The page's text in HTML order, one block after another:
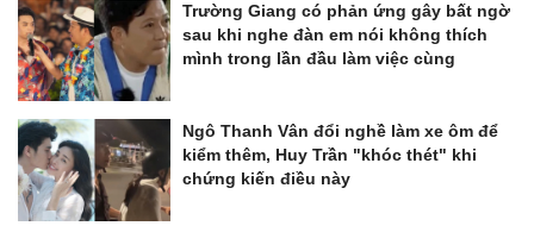
Trường Giang có phản ứng gây bất ngờ
sau khi nghe đàn em nói không thích
mình trong lần đầu làm việc cùng
Ngô Thanh Vân đổi nghề làm xe ôm để
kiểm thêm, Huy Trần "khóc thét" khi
chứng kiến điều này